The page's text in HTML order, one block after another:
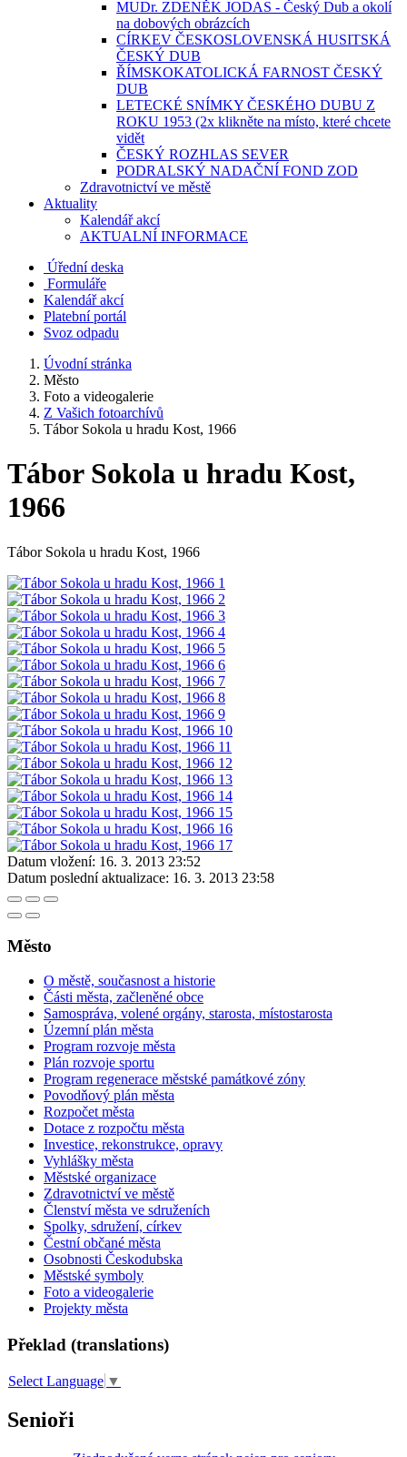
MUDr. ZDENĚK JODAS - Český Dub a okolí
na dobových obrázcích
CÍRKEV ČESKOSLOVENSKÁ HUSITSKÁ
ČESKÝ DUB
ŘÍMSKOKATOLICKÁ FARNOST ČESKÝ
DUB
LETECKÉ SNÍMKY ČESKÉHO DUBU Z
ROKU 1953 (2x klikněte na místo, které chcete
vidět
ČESKÝ ROZHLAS SEVER
PODRALSKÝ NADAČNÍ FOND ZOD
Zdravotnictví ve městě
Aktuality
Kalendář akcí
AKTUALNÍ INFORMACE
Úřední deska
Formuláře
Kalendář akcí
Platební portál
Svoz odpadu
Úvodní stránka
Město
Foto a videogalerie
Z Vašich fotoarchívů
Tábor Sokola u hradu Kost, 1966
Tábor Sokola u hradu Kost,
1966
Tábor Sokola u hradu Kost, 1966
Datum vložení: 16. 3. 2013 23:52
Datum poslední aktualizace: 16. 3. 2013 23:58
Město
O městě, současnost a historie
Části města, začleněné obce
Samospráva, volené orgány, starosta, místostarosta
Územní plán města
Program rozvoje města
Plán rozvoje sportu
Program regenerace městské památkové zóny
Povodňový plán města
Rozpočet města
Dotace z rozpočtu města
Investice, rekonstrukce, opravy
Vyhlášky města
Městské organizace
Zdravotnictví ve městě
Členství města ve sdruženích
Spolky, sdružení, církev
Čestní občané města
Osobnosti Českodubska
Městské symboly
Foto a videogalerie
Projekty města
Překlad (translations)
Select Language ▼
Senioři